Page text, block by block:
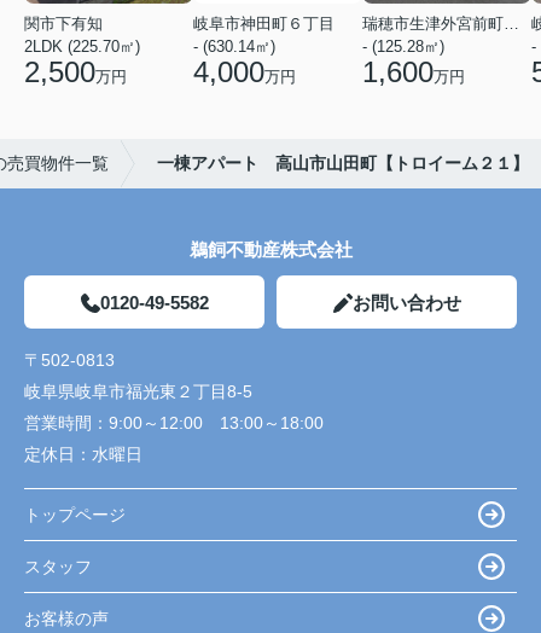
関市下有知
2LDK (225.70㎡)
2,500万円
岐阜市神田町６丁目
- (630.14㎡)
4,000万円
瑞穂市生津外宮前町１丁目
- (125.28㎡)
1,600万円
-
売買物件一覧 一棟アパート 高山市山田町【トロイーム２１】
鵜飼不動産株式会社
0120-49-5582 お問い合わせ
〒502-0813
岐阜県岐阜市福光東２丁目8-5
営業時間： 9:00～12:00 13:00～18:00
定休日： 水曜日
トップページ
スタッフ
お客様の声